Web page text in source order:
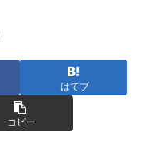
はてブ
コピー